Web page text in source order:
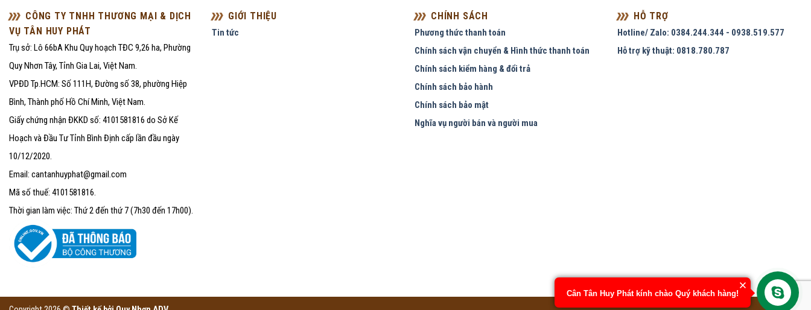
Cân Tân Huy Phát kính chào Quý khách hàng!
CÔNG TY TNHH THƯƠNG MẠI & DỊCH
VỤ TÂN HUY PHÁT
Trụ sở: Lô 66bA Khu Quy hoạch TĐC 9,26 ha, Phường
Quy Nhơn Tây, Tỉnh Gia Lai, Việt Nam.
VPĐD Tp.HCM: Số 111H, Đường số 38, phường Hiệp
Bình, Thành phố Hồ Chí Minh, Việt Nam.
Giấy chứng nhận ĐKKD số: 4101581816 do Sở Kế
Hoạch và Đầu Tư Tỉnh Bình Định cấp lần đầu ngày
10/12/2020.
Email: cantanhuyphat@gmail.com
Mã số thuế: 4101581816.
Thời gian làm việc: Thứ 2 đến thứ 7 (7h30 đến 17h00).
GIỚI THIỆU
Tin tức
CHÍNH SÁCH
Phương thức thanh toán
Chính sách vận chuyển & Hình thức thanh toán
Chính sách kiểm hàng & đổi trả
Chính sách bảo hành
Chính sách bảo mật
Nghĩa vụ người bán và người mua
HỖ TRỢ
Hotline/ Zalo: 0384.244.344 - 0938.519.577
Hỗ trợ kỹ thuật: 0818.780.787